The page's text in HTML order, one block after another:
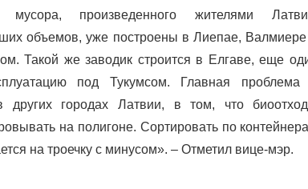
мусора, произведенного жителями
объемов, уже построены в Лиепае,
Такой же заводик строится в Елгаве, еще
под Тукумсом. Главная проблема
других городах Латвии, в том, что
на полигоне. Сортировать по
на троечку с минусом». – Отметил вице-мэр.